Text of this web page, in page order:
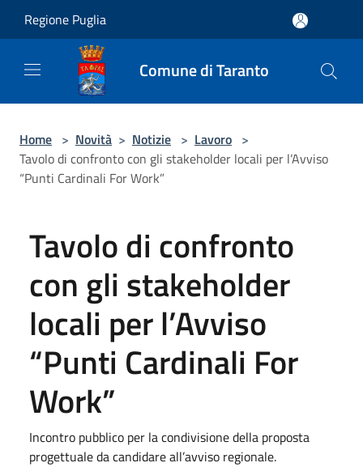
Regione Puglia
Comune di Taranto
Home > Novità > Notizie > Lavoro >
Tavolo di confronto con gli stakeholder locali per l’Avviso
“Punti Cardinali For Work”
Tavolo di confronto
con gli stakeholder
locali per l’Avviso
“Punti Cardinali For
Work”
Incontro pubblico per la condivisione della proposta
progettuale da candidare all’avviso regionale.